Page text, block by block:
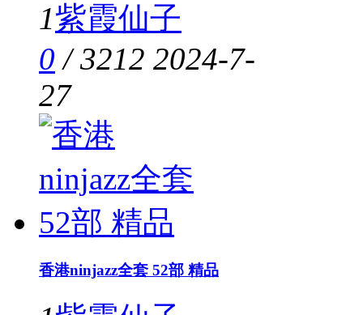
1紫霞仙子
0 /3212 2024-7-
27
香港ninjazz全套 52部 精品